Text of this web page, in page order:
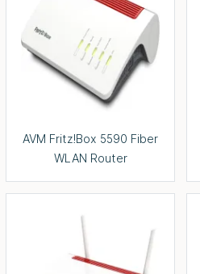
AVM Fritz!Box 5590 Fiber
WLAN Router